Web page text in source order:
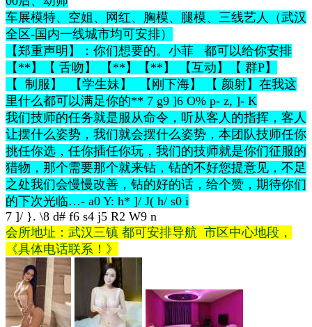
车展模特、空姐、网红、胸模、腿模、三线艺人（武汉
全区-国内一线城市均可安排）
【郑重声明】：你们想要的。小菲 都可以给你安排
【**】【 舌吻】 【**】【**】 【互动】【 群P】
【 制服】 【学生妹】 【刚下海】 【 颜射】在我这
里什么都可以满足你的** 7 g9 ]6 O% p- z, ]- K
我们技师的任务就是服从命令，听从客人的指挥，客人
让摆什么姿势，我们就会摆什么姿势，本团队技师任你
挑任你选，任你插任你玩，我们的技师就是你们征服的
猎物，那个需要那个就来钻，钻的不好您提意见，不足
之处我们会慢慢改善，钻的好的话，给个赞，期待你们
的下次光临…- a0 Y: h* ]/ J( h/ s0 i
7 ]/ }. \8 d# f6 s4 j5 R2 W9 n
会所地址：武汉三镇 都可安排导航 市区中心地段，
《具体电话联系！》